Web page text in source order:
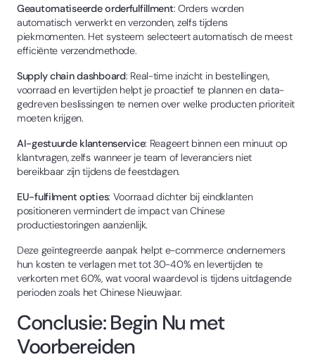
Geautomatiseerde orderfulfillment: Orders worden
automatisch verwerkt en verzonden, zelfs tijdens
piekmomenten. Het systeem selecteert automatisch de meest
efficiënte verzendmethode.
Supply chain dashboard: Real-time inzicht in bestellingen,
voorraad en levertijden helpt je proactief te plannen en data-
gedreven beslissingen te nemen over welke producten prioriteit
moeten krijgen.
AI-gestuurde klantenservice: Reageert binnen een minuut op
klantvragen, zelfs wanneer je team of leveranciers niet
bereikbaar zijn tijdens de feestdagen.
EU-fulfilment opties: Voorraad dichter bij eindklanten
positioneren vermindert de impact van Chinese
productiestoringen aanzienlijk.
Deze geïntegreerde aanpak helpt e-commerce ondernemers
hun kosten te verlagen met tot 30-40% en levertijden te
verkorten met 60%, wat vooral waardevol is tijdens uitdagende
perioden zoals het Chinese Nieuwjaar.
Conclusie: Begin Nu met
Voorbereiden